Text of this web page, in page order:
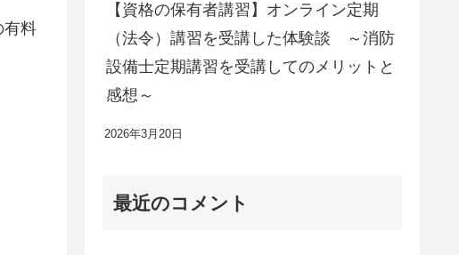
有料
【資格の保有者講習】オンライン定期
（法令）講習を受講した体験談 ～消防
設備士定期講習を受講してのメリットと
感想～
2026年3月20日
最近のコメント